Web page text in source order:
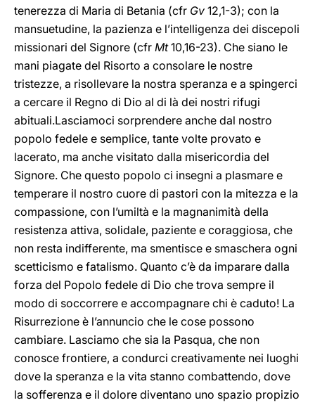
tenerezza di Maria di Betania (cfr Gv 12,1-3); con la
mansuetudine, la pazienza e l’intelligenza dei discepoli
missionari del Signore (cfr Mt10,16-23). Che siano le
mani piagate del Risorto a consolare le nostre
tristezze, a risollevare la nostra speranza e a spingerci
a cercare il Regno di Dio al di là dei nostri rifugi
abituali.Lasciamoci sorprendere anche dal nostro
popolo fedele e semplice, tante volte provato e
lacerato, ma anche visitato dalla misericordia del
Signore. Che questo popolo ci insegni a plasmare e
temperare il nostro cuore di pastori con la mitezza e la
compassione, con l’umiltà e la magnanimità della
resistenza attiva, solidale, paziente e coraggiosa, che
non resta indifferente, ma smentisce e smaschera ogni
scetticismo e fatalismo. Quanto c’è da imparare dalla
forza del Popolo fedele di Dio che trova sempre il
modo di soccorrere e accompagnare chi è caduto! La
Risurrezione è l’annuncio che le cose possono
cambiare. Lasciamo che sia la Pasqua, che non
conosce frontiere, a condurci creativamente nei luoghi
dove la speranza e la vita stanno combattendo, dove
la sofferenza e il dolore diventano uno spazio propizio